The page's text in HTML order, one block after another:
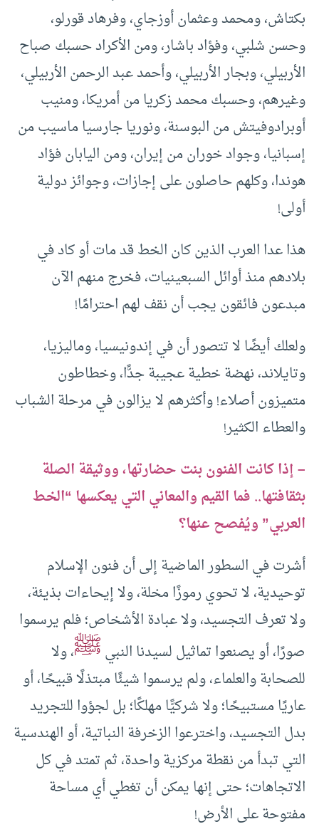
بكتاش، ومحمد وعثمان أوزجاي، وفرهاد قورلو،
وحسن شلبي، وفؤاد باشار، ومن الأكراد حسبك صباح
الأربيلي، وبجار الأربيلي، وأحمد عبد الرحمن الأربيلي،
وغيرهم، وحسبك محمد زكريا من أمريكا، ومنيب
أوبرادوفيتش من البوسنة، ونوريا جارسيا ماسيب من
إسبانيا، وجواد خوران من إيران، ومن اليابان فؤاد
هوندا، وكلهم حاصلون على إجازات، وجوائز دولية
أولى!
هذا عدا العرب الذين كان الخط قد مات أو كاد في
بلادهم منذ أوائل السبعينيات، فخرج منهم الآن
مبدعون فائقون يجب أن نقف لهم احترامًا!
ولعلك أيضًا لا تتصور أن في إندونيسيا، وماليزيا،
وتايلاند، نهضة خطية عجيبة جدًّا، وخطاطون
متميزون أصلاء! وأكثرهم لا يزالون في مرحلة الشباب
والعطاء الكثير!
– إذا كانت الفنون بنت حضارتها، ووثيقة الصلة
بثقافتها.. فما القيم والمعاني التي يعكسها “الخط
العربي” ويُفصح عنها؟
أشرت في السطور الماضية إلى أن فنون الإسلام
توحيدية، لا تحوي رموزًا مخلة، ولا إيحاءات بذيئة،
ولا تعرف التجسيد، ولا عبادة الأشخاص؛ فلم يرسموا
صورًا، أو يصنعوا تماثيل لسيدنا النبيﷺ، ولا
للصحابة والعلماء، ولم يرسموا شيئًا مبتذلًا قبيحًا، أو
عاريًا مستبيحًا؛ ولا شركيًّا مهلكًا؛ بل لجؤوا للتجريد
بدل التجسيد، واخترعوا الزخرفة النباتية، أو الهندسية
التي تبدأ من نقطة مركزية واحدة، ثم تمتد في كل
الاتجاهات؛ حتى إنها يمكن أن تغطي أي مساحة
مفتوحة على الأرض!